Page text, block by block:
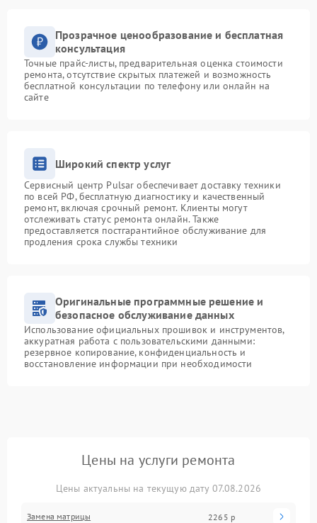
Прозрачное ценообразование и бесплатная
консультация
Точные прайс-листы, предварительная оценка стоимости
ремонта, отсутствие скрытых платежей и возможность
бесплатной консультации по телефону или онлайн на
сайте
Широкий спектр услуг
Сервисный центр Pulsar обеспечивает доставку техники
по всей РФ, бесплатную диагностику и качественный
ремонт, включая срочный ремонт. Клиенты могут
отслеживать статус ремонта онлайн. Также
предоставляется постгарантийное обслуживание для
продления срока службы техники
Оригинальные программные решение и
безопасное обслуживание данных
Использование официальных прошивок и инструментов,
аккуратная работа с пользовательскими данными:
резервное копирование, конфиденциальность и
восстановление информации при необходимости
Цены на услуги ремонта
Цены актуальны на текущую дату 07.08.2026
Замена матрицы 2265 р